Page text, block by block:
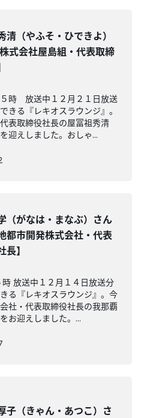
清（やふそ・ひできよ）
式会社屋島組・代表取締
時 放送中１２月２１日放送
きる『レキオスラウンジ』。
表取締役社長の屋冨祖秀清
迎えしました。おしゃ...
（がなは・まなぶ）さん
都市開発株式会社・代表
長】
放送中１２月１４日放送分
る『レキオスラウンジ』。今
社・代表取締役社長の我那覇
お迎えしました。...
子（きゃん・あつこ）さ